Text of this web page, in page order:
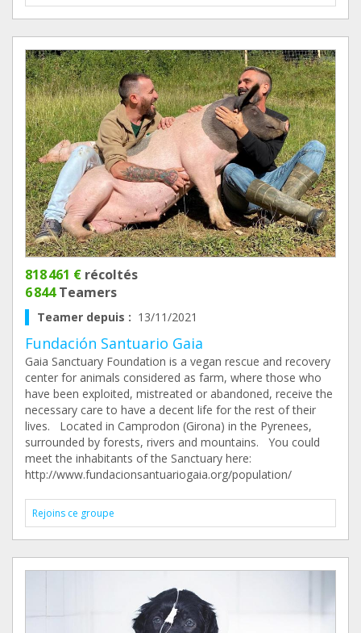
818 461 € récoltés
6 844Teamers
Teamer depuis : 13/11/2021
Fundación Santuario Gaia
Gaia Sanctuary Foundation is a vegan rescue and recovery
center for animals considered as farm, where those who
have been exploited, mistreated or abandoned, receive the
necessary care to have a decent life for the rest of their
lives. Located in Camprodon (Girona) in the Pyrenees,
surrounded by forests, rivers and mountains. You could
meet the inhabitants of the Sanctuary here:
http://www.fundacionsantuariogaia.org/population/
Rejoins ce groupe